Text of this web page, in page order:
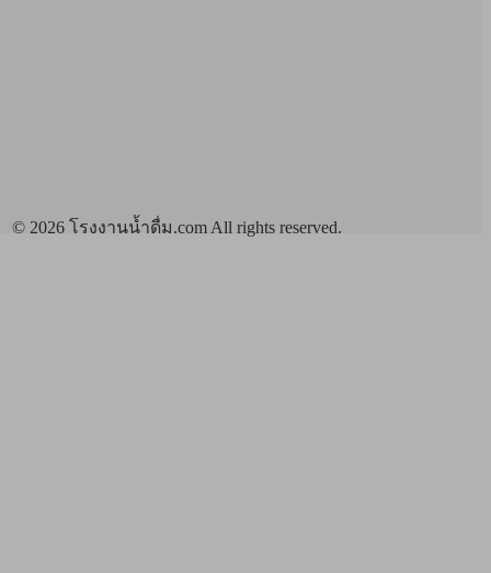
© 2026 โรงงานน้ำดื่ม.com All rights reserved.